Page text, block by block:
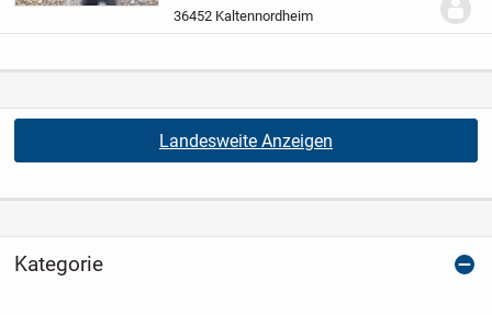
weisen zeichnungen
36452 Kaltennordheim
Landesweite Anzeigen
Kategorie